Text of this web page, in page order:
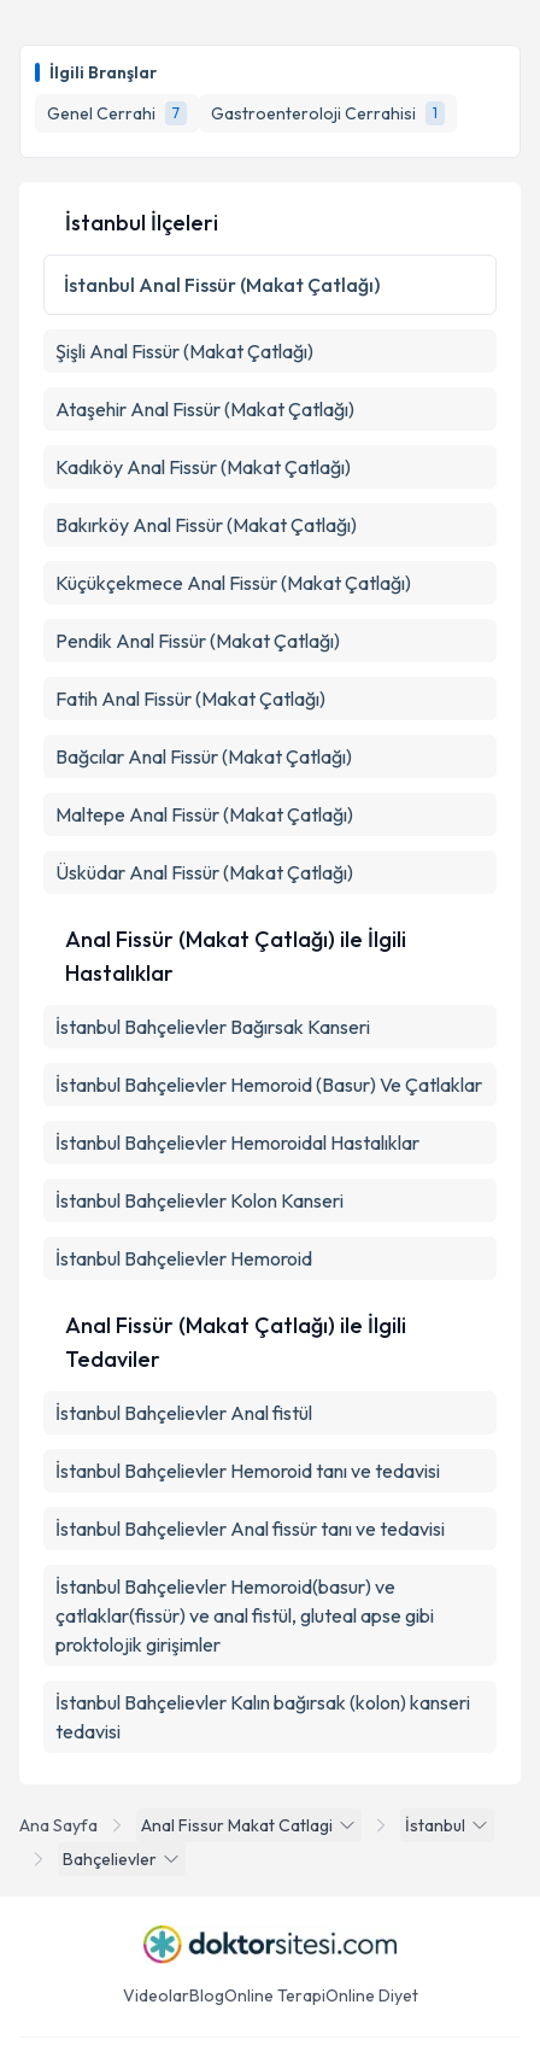
İlgili Branşlar
Genel Cerrahi
7 Gastroenteroloji Cerrahisi 1
için bir takvim hazırlandığında e-posta ile
bilgilendireceğiz.
E-posta Adresiniz
Kişisel verilerimin işlenmesine ilişkin
Metni'ni okudum ve kişisel verilerimin belirtilen
Takvim Talebini Gönder
Ana Sayfa Anal Fissur Makat Catlagi
İstanbul
Bahçelievler
İstanbul İlçeleri
İstanbul Anal Fissür (Makat Çatlağı)
Şişli Anal Fissür (Makat Çatlağı)
Ataşehir Anal Fissür (Makat Çatlağı)
Kadıköy Anal Fissür (Makat Çatlağı)
Bakırköy Anal Fissür (Makat Çatlağı)
Küçükçekmece Anal Fissür (Makat Çatlağı)
Pendik Anal Fissür (Makat Çatlağı)
Fatih Anal Fissür (Makat Çatlağı)
Bağcılar Anal Fissür (Makat Çatlağı)
Maltepe Anal Fissür (Makat Çatlağı)
Üsküdar Anal Fissür (Makat Çatlağı)
Anal Fissür (Makat Çatlağı) ile İlgili
Hastalıklar
İstanbul Bahçelievler Bağırsak Kanseri
İstanbul Bahçelievler Hemoroid (Basur) Ve Çatlaklar
İstanbul Bahçelievler Hemoroidal Hastalıklar
İstanbul Bahçelievler Kolon Kanseri
İstanbul Bahçelievler Hemoroid
Anal Fissür (Makat Çatlağı) ile İlgili
Tedaviler
İstanbul Bahçelievler Anal fistül
İstanbul Bahçelievler Hemoroid tanı ve tedavisi
İstanbul Bahçelievler Anal fissür tanı ve tedavisi
İstanbul Bahçelievler Hemoroid(basur) ve
çatlaklar(fissür) ve anal fistül, gluteal apse gibi
proktolojik girişimler
İstanbul Bahçelievler Kalın bağırsak (kolon) kanseri
tedavisi
VideolarBlogOnline TerapiOnline Diyet